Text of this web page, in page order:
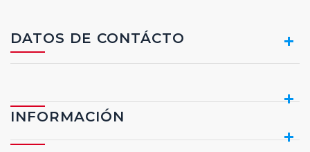
DATOS DE CONTÁCTO
INFORMACIÓN